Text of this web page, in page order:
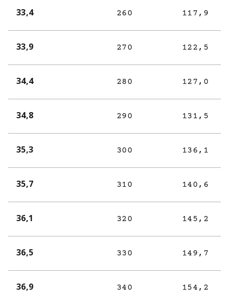
33,4 260 117,9
33,9 270 122,5
34,4 280 127,0
34,8 290 131,5
35,3 300 136,1
35,7 310 140,6
36,1 320 145,2
36,5 330 149,7
36,9 340 154,2